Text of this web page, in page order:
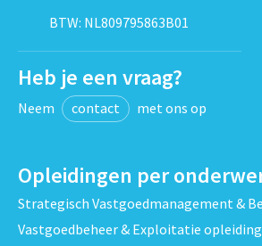
BTW: NL809795863B01
Heb je een vraag?
Neem contact met ons op
Opleidingen per
Strategisch Vastgoedmanagement &
Vastgoedbeheer & Exploitatie